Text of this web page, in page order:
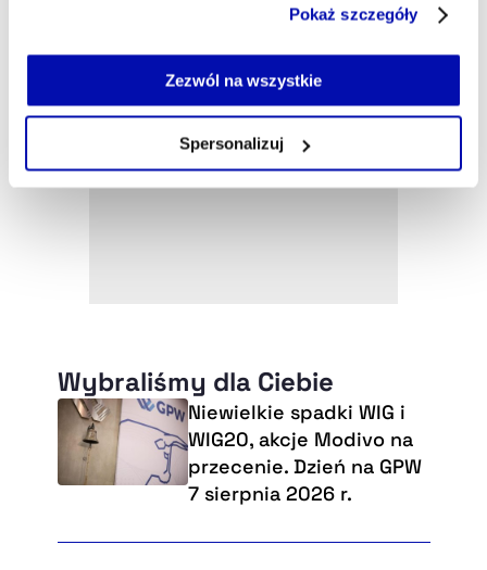
Jeżeli nie wyrażasz zgody na zapisywanie plików cookie,
możesz łatwo zarządzać swoimi uprawnieniami, np. we
własnej przeglądarce internetowej lub po wybraniu opcji
Pokaż szczegóły
Zezwól na wszystkie
Spersonalizuj
Wybraliśmy dla Ciebie
Niewielkie spadki WIG i
WIG20, akcje Modivo na
przecenie. Dzień na GPW
7 sierpnia 2026 r.